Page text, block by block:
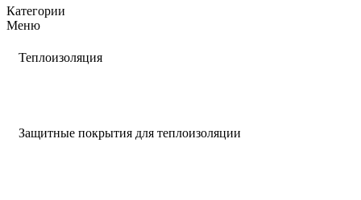
Категории
Меню
Теплоизоляция
Защитные покрытия для теплоизоляции